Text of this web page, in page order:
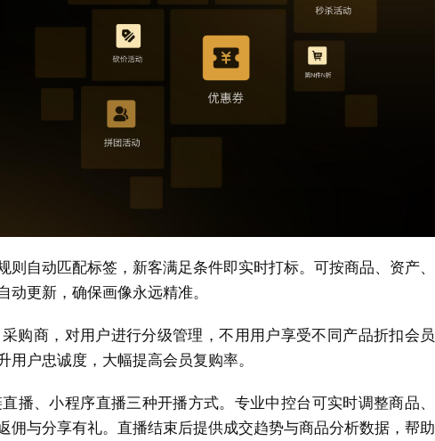
则自动匹配标签，新客满足条件即实时打标。可按商品、资产、
更新，确保画像永远精准。
购商，对用户进行分级管理，不用用户享受不同产品折扣会员
户忠诚度，大幅提高会员复购率。
播、小程序直播三种开播方式。专业中控台可实时调整商品、
佣与分享有礼。直播结束后提供成交趋势与商品分析数据，帮助